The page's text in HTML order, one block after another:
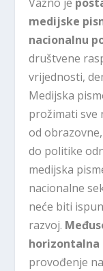
medijske
nacionalnu
društvene
vrijednosti,
Medijska
prožimati sve
od
do politike
medijska
nacionalne
neće biti
razvoj.
provođenje